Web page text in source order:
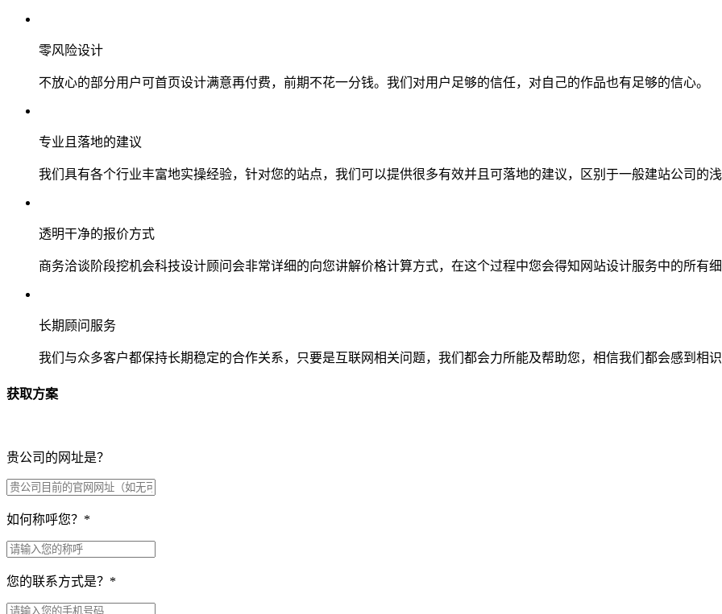
零风险设计
不放心的部分用户可首页设计满意再付费，前期不花一分钱。我们对用户足够的信任，对自己的作品也有足够的信心。
专业且落地的建议
我们具有各个行业丰富地实操经验，针对您的站点，我们可以提供很多有效并且可落地的建议，区别于一般建站公司的
透明干净的报价方式
商务洽谈阶段挖机会科技设计顾问会非常详细的向您讲解价格计算方式，在这个过程中您会得知网站设计服务中的所有
长期顾问服务
我们与众多客户都保持长期稳定的合作关系，只要是互联网相关问题，我们都会力所能及帮助您，相信我们都会感到相
获取方案
贵公司的网址是？
如何称呼您？ *
您的联系方式是？ *